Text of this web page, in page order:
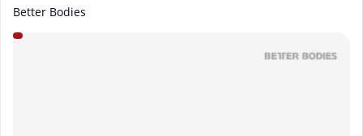
Better Bodies
Tuotekuvat Better Bodies Gym Duffle Bag